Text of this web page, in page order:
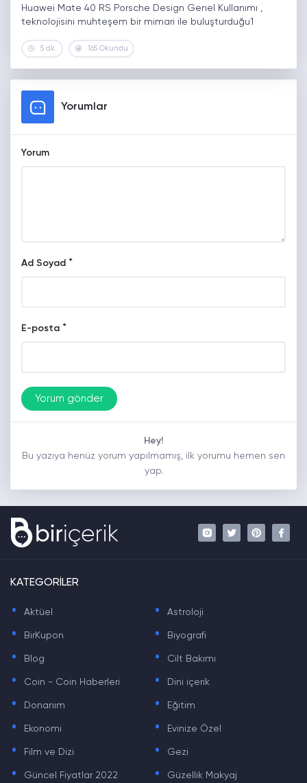
Huawei Mate 40 RS Porsche Design Genel Kullanımı ,
teknolojisini muhteşem bir mimari ile buluşturduğu1
5 dk. 165 Okundu
Yorumlar
Yorum
Ad Soyad *
E-posta *
Hey!
Bu yazıya henüz yorum yapılmamış, ilk yorumu hemen sen
yap.
KATEGORİLER
. Aktüel . Astroloji
. BirKupon . Biyografi
. Blog . Cilt Bakımı
. Coin - Coin Haberleri . Dini içerik
. Donanım . Eğitim
. Ekonomi . Evinize Özel
. Film ve Dizi . Gezi
. Güncel Fiyatlar 2022 . Güzellik Makyaj